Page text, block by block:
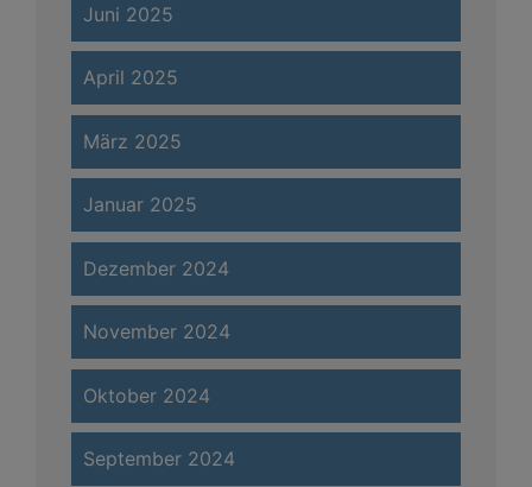
Juni 2025
April 2025
März 2025
Januar 2025
Dezember 2024
November 2024
Oktober 2024
September 2024